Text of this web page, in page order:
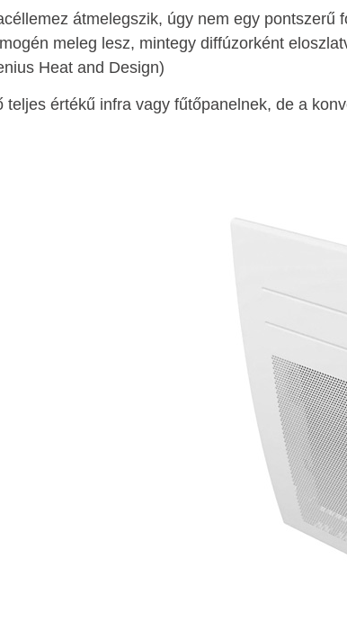
átmelegszik, úgy nem egy
meleg lesz, mintegy diffúzorként
Heat and Design)
teljes értékű infra vagy fűtőpanelnek, de a